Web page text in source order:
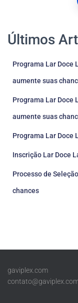
Últimos
Programa Lar Doce
aumente suas
Programa Lar Doce
aumente suas
Programa Lar Doce
Inscrição Lar Doce
Processo de
chances
gaviplex.com